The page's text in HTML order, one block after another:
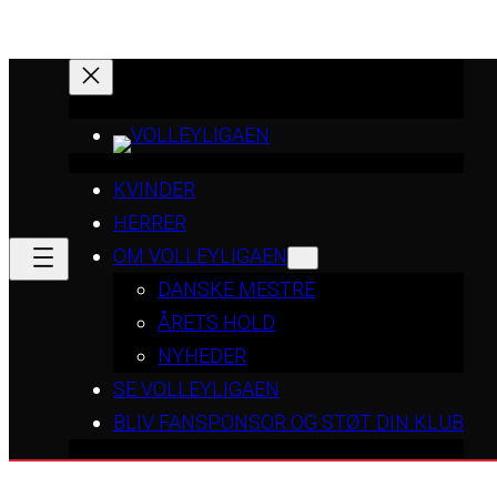
KVINDER
HERRER
OM VOLLEYLIGAEN
DANSKE MESTRE
ÅRETS HOLD
NYHEDER
SE VOLLEYLIGAEN
BLIV FANSPONSOR OG STØT DIN KLUB